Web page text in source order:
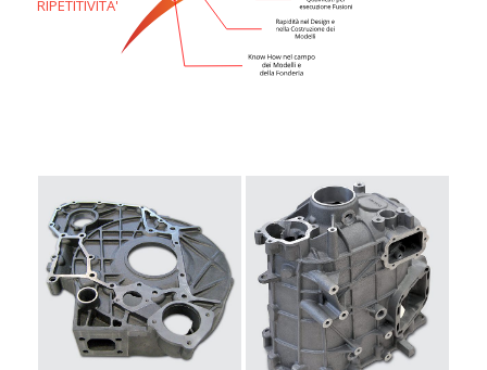
RIPETITIVITA'